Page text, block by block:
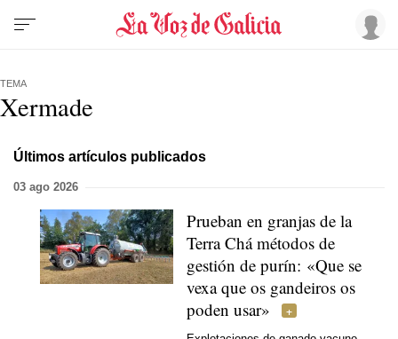
TEMA
Xermade
Últimos artículos publicados
03 ago 2026
Prueban en granjas de la
Terra Chá métodos de
gestión de purín: «Que se
vexa que os gandeiros os
poden usar»